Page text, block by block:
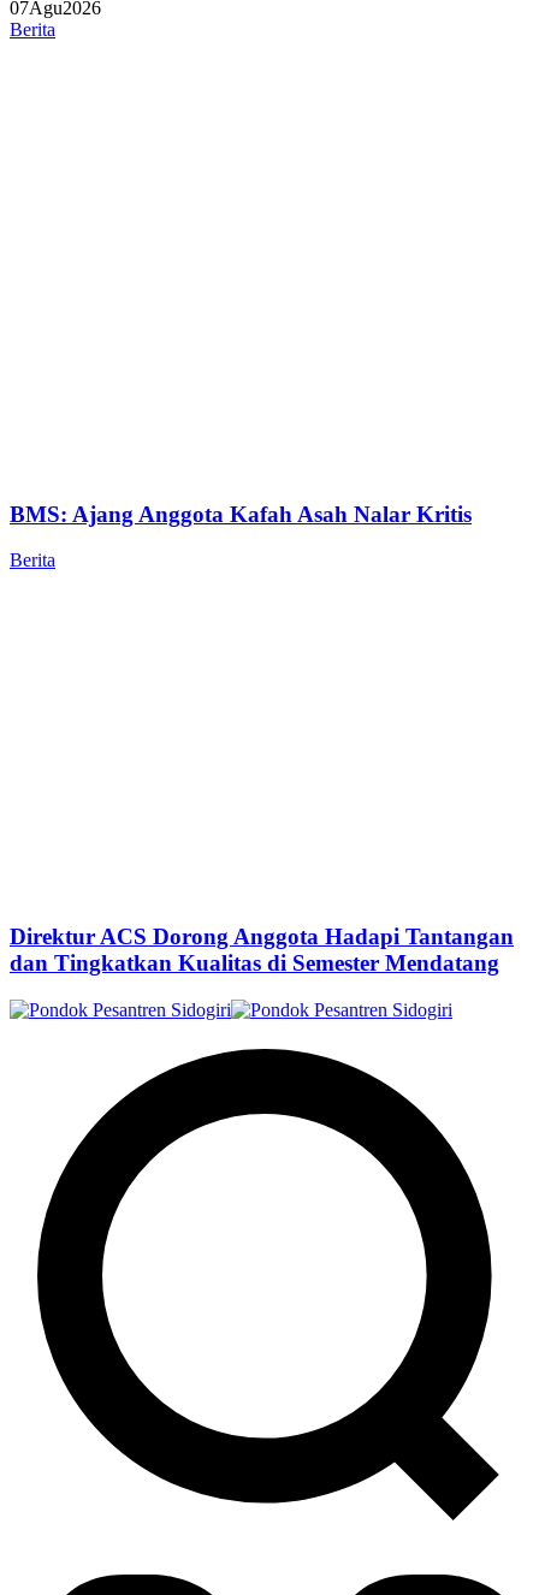
07Agu2026
Berita
BMS: Ajang Anggota Kafah Asah Nalar Kritis
Berita
Direktur ACS Dorong Anggota Hadapi Tantangan
dan Tingkatkan Kualitas di Semester Mendatang